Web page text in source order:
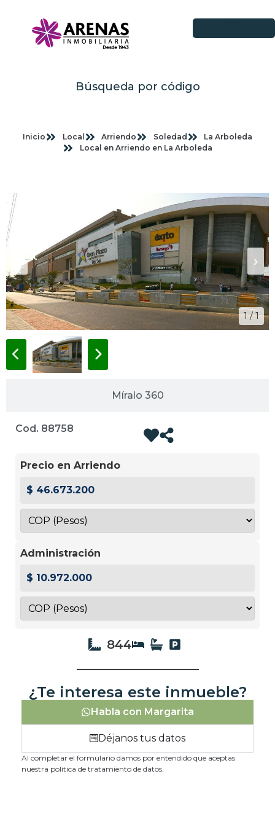
Búsqueda por código
Inicio Local Arriendo Soledad
La Arboleda
Local en Arriendo en La Arboleda
Míralo 360
1 / 1
›
Cod. 88758
Precio en Arriendo
$ 46.673.200
Administración
$ 10.972.000
844
¿Te interesa este inmueble?
Habla con Margarita
Déjanos tus datos
Al completar el formulario damos por entendido que aceptas
nuestra política de tratamiento de datos.